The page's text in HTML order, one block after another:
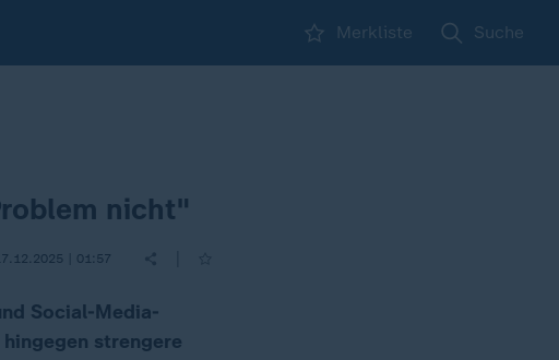
Merkliste Suche
nicht"
| 01:57
Social-Media-
strengere